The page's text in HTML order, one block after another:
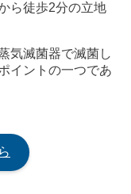
ら徒歩2分の立地
気滅菌器で滅菌し
イントの一つであ